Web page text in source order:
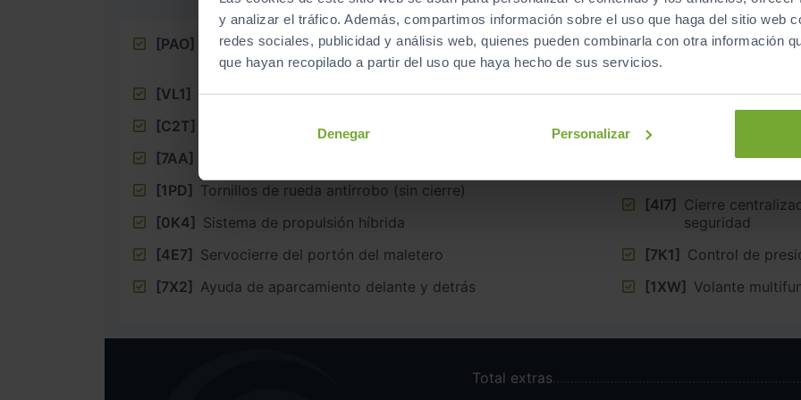
y analizar el tráfico. Además, compartimos información sobre el uso que haga del sitio web
redes sociales, publicidad y análisis web, quienes pueden combinarla con otra información
que hayan recopilado a partir del uso que haya hecho de sus servicios.
Denegar Personalizar
[PAO]
Paquete de supresión Audi Phone
box
-227 €
[VL1] Medidas de protección de peatones ampliadas
[C2T]
[7AA]
[1PD] Tornillos de rueda antirrobo (sin cierre)
[0K4] Sistema de propulsión híbrida
[4E7] Servocierre del portón del maletero
[7X2] Ayuda de aparcamiento delante y detrás
[Q1D] Asientos
Airbag lateral
[G1C]
Cambio
[4I7] Cierre centralizado ”,
seguridad
[7K1] Control de
[1XW] Volante
Total extras